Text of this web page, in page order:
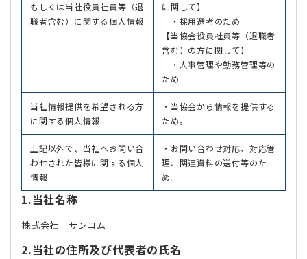
もしくは当社役員社員等（退
職者含む）に関する個人情報
に関して】
・採用選考のため
【当協会役員社員等（退職者
含む）の方に関して】
・人事管理や勤務管理等の
ため
当社情報提供を希望される方
に関する個人情報
・当協会から情報を提供する
ため。
上記以外で、当社へお問い合
わせされた皆様に関する個人
情報
・お問い合わせ対応、対応管
理、関連資料の送付等のた
め。
1.当社名称
株式会社 サンコム
2.当社の住所及び代表者の氏名